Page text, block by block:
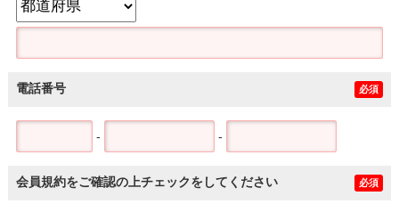
電話番号 必須
- -
会員規約をご確認の上チェックをしてください 必須